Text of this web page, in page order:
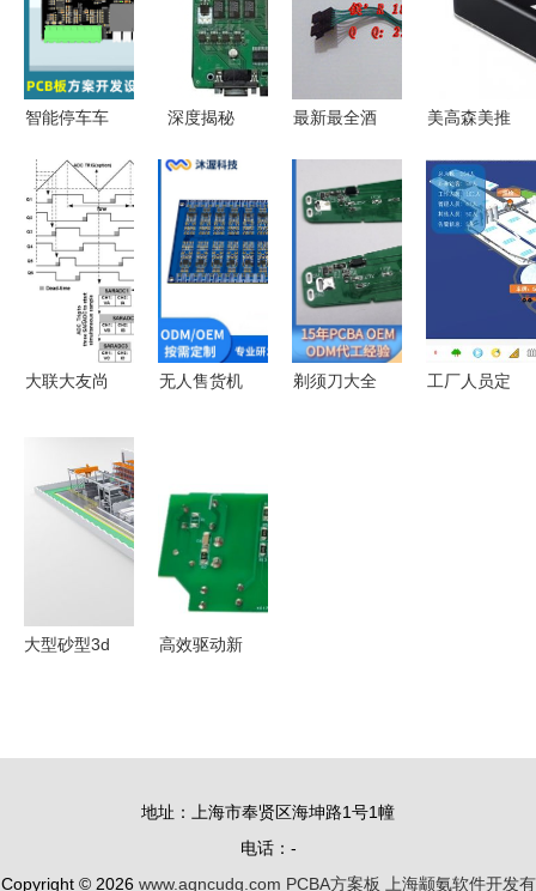
智能停车车
板开发 软
硬件协同定
制方案解析
深度揭秘
到量产的创
新路径与价
最新最全酒
技术解析
PCBA方案
板的核心价
值与应用前
瞻
美高森美推
量子铷微型
原子钟 持
续引领计时
解决方案革
大联大友尚
的汽车OBC
和DC-DC
板
无人售货机
板技术详解
剃须刀大全
工厂人员定
大型砂型3d
高效驱动新
助力LED照
地址：上海市奉贤区海坤路1号1幢
电话：-
Copyright © 2026 www.aqncudg.com PCBA方案板 上海颛氨软件开发有